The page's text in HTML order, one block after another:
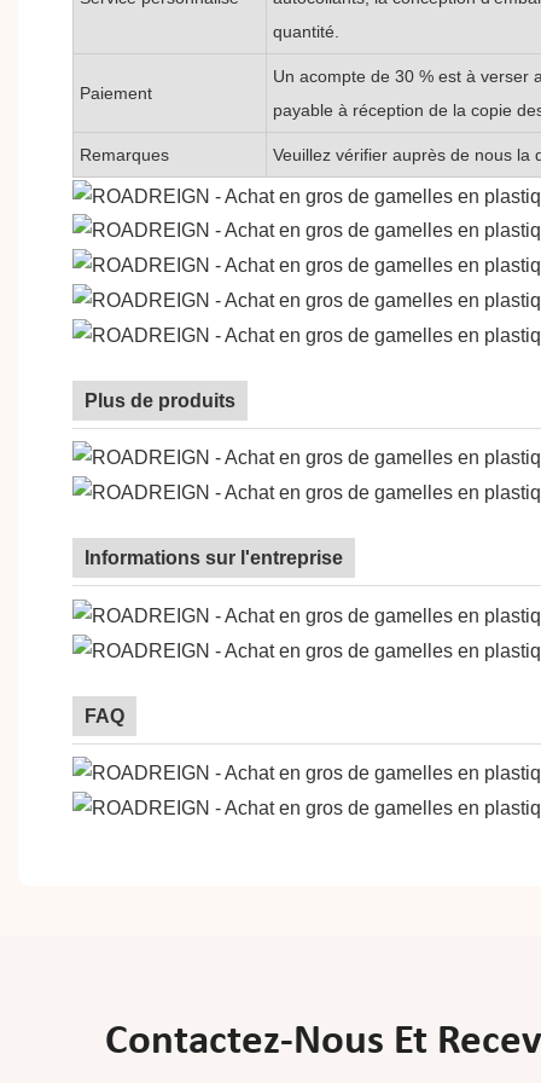
quantité.
Paiement
Un acompte de 30 % est à verser
payable à réception de la copie
Remarques Veuillez vérifier auprès de nous la
Plus de produits
Informations sur l'entreprise
FAQ
Contactez-Nous Et